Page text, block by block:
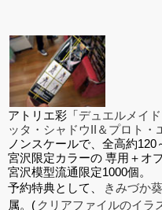
アトリエ彩「デュエルメイ
ッタ・シャドウII＆プロト・
ノンスケールで、全高約120
宮沢限定カラーの 専用＋オ
宮沢模型流通限定1000個。
予約特典として、
きみづか
属。( クリアファイルのイラ